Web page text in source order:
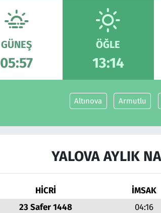
GÜNEŞ
05:57
ÖĞLE
13:14
Altınova Armutlu
YALOVA AYLIK
HİCRİ İMSAK
23 Safer 1448 04:16